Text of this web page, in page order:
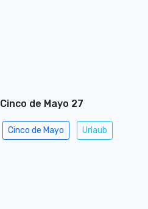
Cinco de Mayo 27
Cinco de Mayo Urlaub